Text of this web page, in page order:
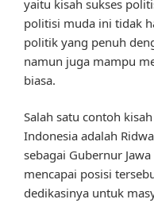
yaitu kisah sukses
politisi muda ini tidak
politik yang penuh
namun juga mampu
biasa.
Salah satu contoh
Indonesia adalah
sebagai Gubernur
mencapai posisi
dedikasinya untuk